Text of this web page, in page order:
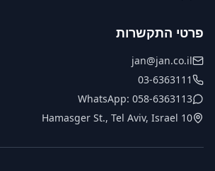
פרטי התקשרות
jan@jan.co.il
03-6363111
WhatsApp: 058-6363113
10 Hamasger St., Tel Aviv, Israel